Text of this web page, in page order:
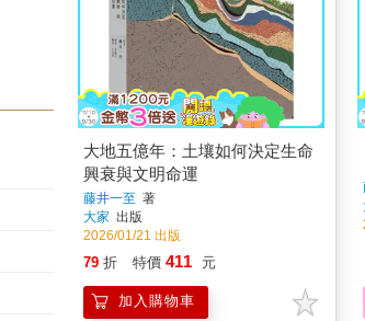
大地五億年：土壤如何決定生命
興衰與文明命運
藤井一至 著
大家 出版
2026/01/21 出版
79 折 特價 411 元
加入購物車